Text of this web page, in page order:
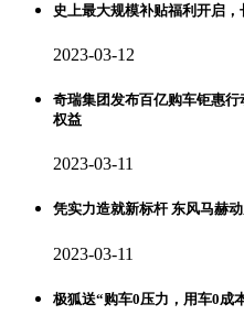
史上最大规模补贴福利开启
2023-03-12
奇瑞集团发布百亿购车钜惠
权益
2023-03-11
凭实力造就新标杆 东风马赫
2023-03-11
极狐送“购车0压力，用车0成